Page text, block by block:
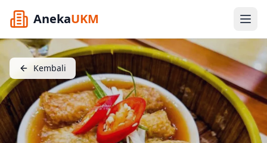
AnekaUKM
Kembali